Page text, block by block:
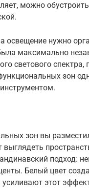
можно
освещение нужно
максимально
светового спектра,
зон
зон вы
подход:
Белый цвет
усиливают этот